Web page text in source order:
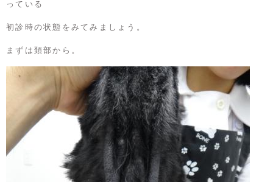
っている
初診時の状態をみてみましょう。
まずは頚部から。